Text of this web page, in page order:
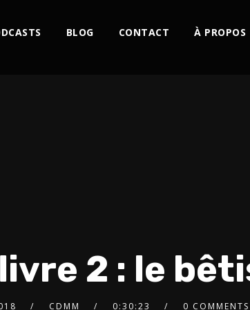
BLOG CONTACT À PROPOS
livre 2 : le
CDMM 0:30:23 0 COMMENTS